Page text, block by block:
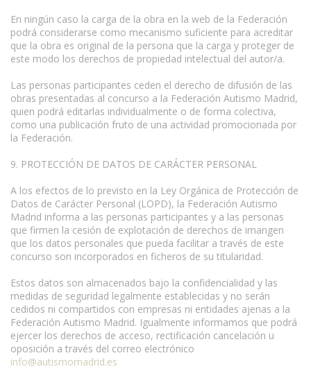
En ningún caso la carga de la obra en la web de la Federación
podrá considerarse como mecanismo suficiente para acreditar
que la obra es original de la persona que la carga y proteger de
este modo los derechos de propiedad intelectual del autor/a.
Las personas participantes ceden el derecho de difusión de las
obras presentadas al concurso a la Federación Autismo Madrid,
quien podrá editarlas individualmente o de forma colectiva,
como una publicación fruto de una actividad promocionada por
la Federación.
9. PROTECCIÓN DE DATOS DE CARÁCTER PERSONAL
A los efectos de lo previsto en la Ley Orgánica de Protección de
Datos de Carácter Personal (LOPD), la Federación Autismo
Madrid informa a las personas participantes y a las personas
que firmen la cesión de explotación de derechos de imangen
que los datos personales que pueda facilitar a través de este
concurso son incorporados en ficheros de su titularidad.
Estos datos son almacenados bajo la confidencialidad y las
medidas de seguridad legalmente establecidas y no serán
cedidos ni compartidos con empresas ni entidades ajenas a la
Federación Autismo Madrid. Igualmente informamos que podrá
ejercer los derechos de acceso, rectificación cancelación u
oposición a través del correo electrónico
info@autismomadrid.es